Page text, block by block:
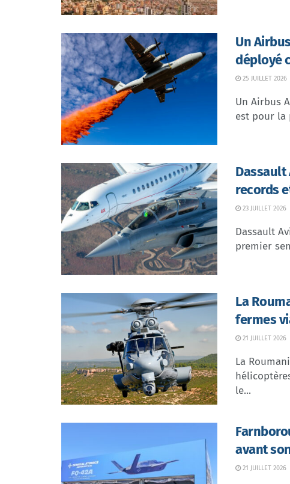
Un
déployé
25 JUILLET 2026
Un Airbus
est pour la
records
23 JUILLET 2026
Dassault
premier
La
fermes
21 JUILLET 2026
La
le...
avant
21 JUILLET 2026